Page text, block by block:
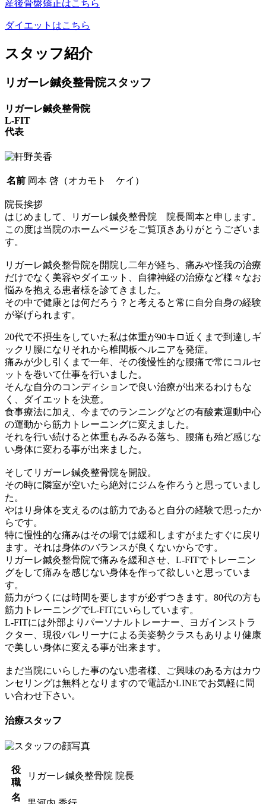
産後骨盤矯正はこちら
ダイエットはこちら
スタッフ紹介
リガーレ鍼灸整骨院スタッフ
リガーレ鍼灸整骨院
L-FIT
代表
名前 岡本 啓（オカモト ケイ）
院長挨拶
はじめまして、リガーレ鍼灸整骨院 院長岡本と申します。
この度は当院のホームページをご覧頂きありがとうございま
す。
リガーレ鍼灸整骨院を開院し二年が経ち、痛みや怪我の治療
だけでなく美容やダイエット、自律神経の治療など様々なお
悩みを抱える患者様を診てきました。
その中で健康とは何だろう？と考えると常に自分自身の経験
が挙げられます。
20代で不摂生をしていた私は体重が90キロ近くまで到達しギ
ックリ腰になりそれから椎間板ヘルニアを発症。
痛みが少し引くまで一年、その後慢性的な腰痛で常にコルセ
ットを巻いて仕事を行いました。
そんな自分のコンディションで良い治療が出来るわけもな
く、ダイエットを決意。
食事療法に加え、今までのランニングなどの有酸素運動中心
の運動から筋力トレーニングに変えました。
それを行い続けると体重もみるみる落ち、腰痛も殆ど感じな
い身体に変わる事が出来ました。
そしてリガーレ鍼灸整骨院を開設。
その時に隣室が空いたら絶対にジムを作ろうと思っていまし
た。
やはり身体を支えるのは筋力であると自分の経験で思ったか
らです。
特に慢性的な痛みはその場では緩和しますがまたすぐに戻り
ます。それは身体のバランスが良くないからです。
リガーレ鍼灸整骨院で痛みを緩和させ、L-FITでトレーニン
グをして痛みを感じない身体を作って欲しいと思っていま
す。
筋力がつくには時間を要しますが必ずつきます。80代の方も
筋力トレーニングでL-FITにいらしています。
L-FITには外部よりパーソナルトレーナー、ヨガインストラ
クター、現役バレリーナによる美姿勢クラスもありより健康
で美しい身体に変える事が出来ます。
まだ当院にいらした事のない患者様、ご興味のある方はカウ
ンセリングは無料となりますので電話かLINEでお気軽に問
い合わせ下さい。
治療スタッフ
役
職
リガーレ鍼灸整骨院 院長
名